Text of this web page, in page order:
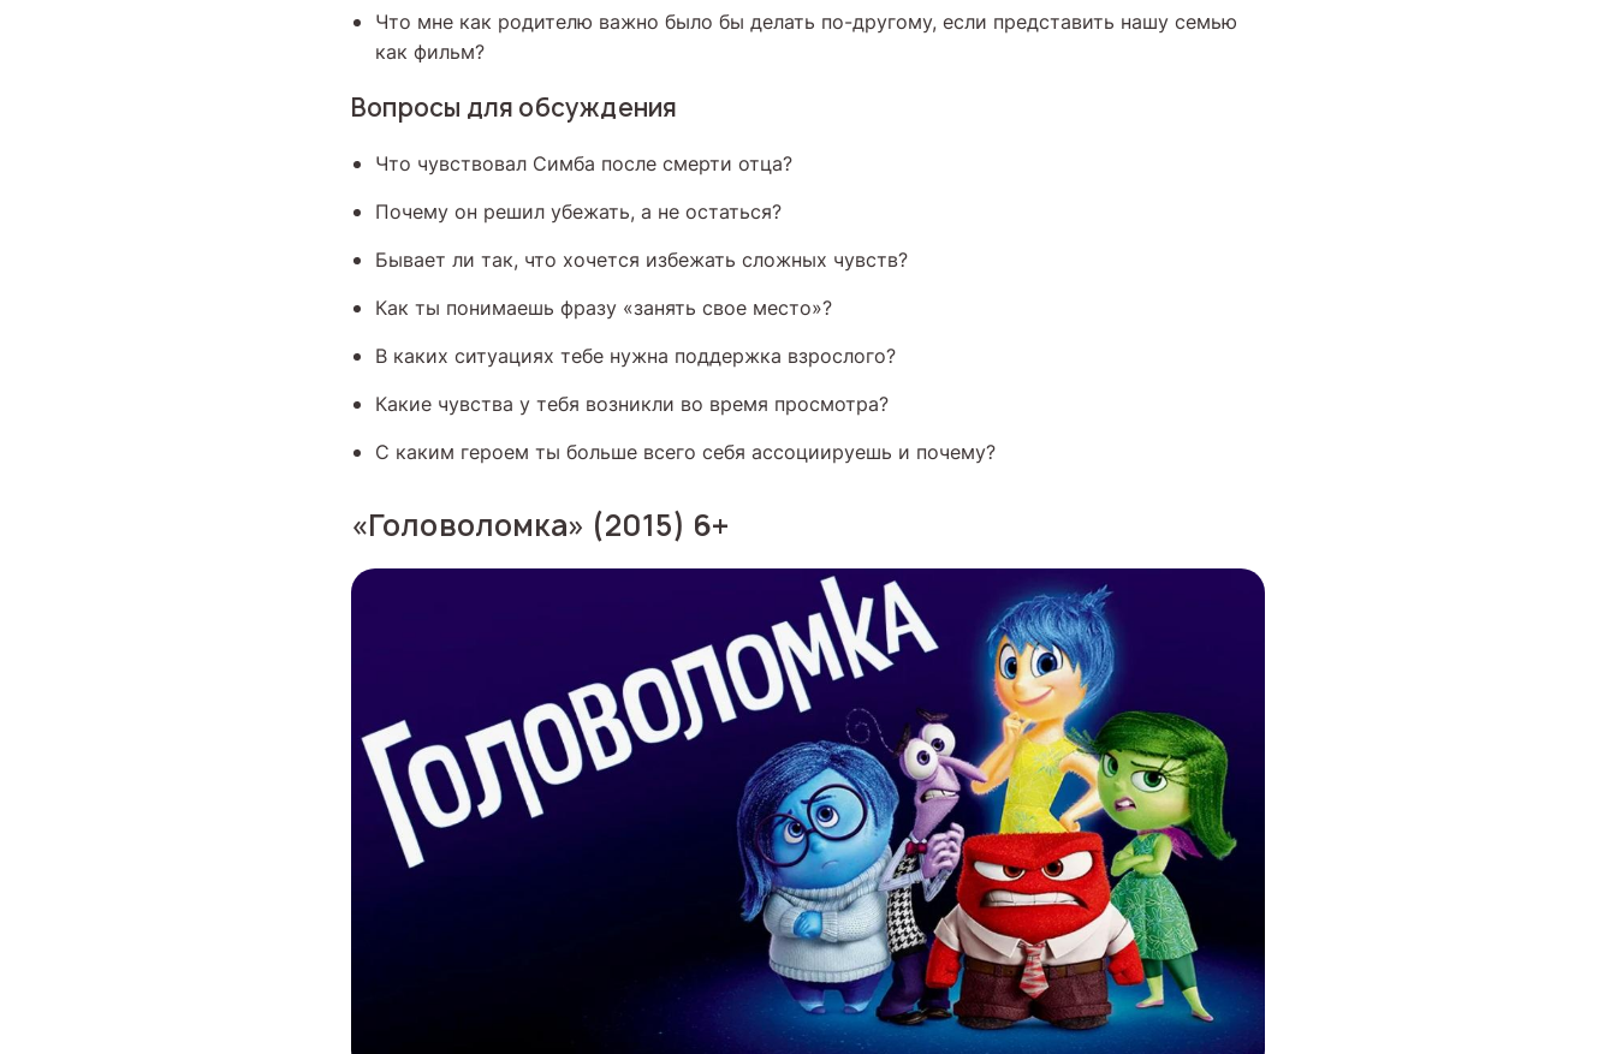
Что мне как родителю важно было бы делать по-другому, если представить нашу семью
как фильм?
Вопросы для обсуждения
Что чувствовал Симба после смерти отца?
Почему он решил убежать, а не остаться?
Бывает ли так, что хочется избежать сложных чувств?
Как ты понимаешь фразу «занять свое место»?
В каких ситуациях тебе нужна поддержка взрослого?
Какие чувства у тебя возникли во время просмотра?
С каким героем ты больше всего себя ассоциируешь и почему?
«Головоломка» (2015) 6+